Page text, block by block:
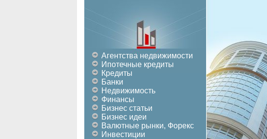
Агентства недвижимости
Ипотечные кредиты
Кредиты
Банки
Недвижимость
Финансы
Бизнес статьи
Бизнес идеи
Валютные рынки, Форекс
Инвестиции